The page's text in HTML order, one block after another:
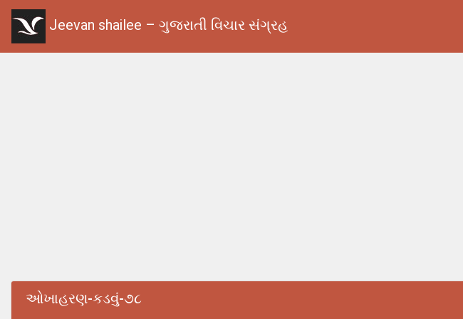
Jeevan shailee – ગુજરાતી વિચાર સંગ્રહ
ઓખાહરણ-કડવું-૭૮